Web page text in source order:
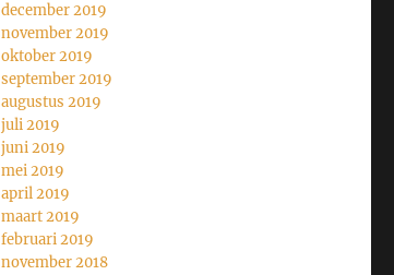
december 2019
november 2019
oktober 2019
september 2019
augustus 2019
juli 2019
juni 2019
mei 2019
april 2019
maart 2019
februari 2019
november 2018